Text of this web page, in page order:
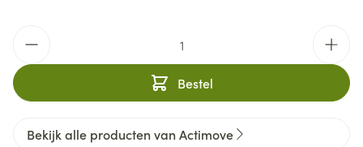
Bestel
Bekijk alle producten van Actimove